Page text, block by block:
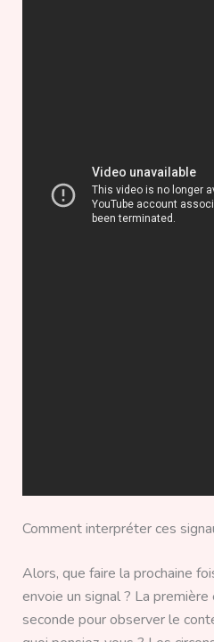
Comment interpréter ces
Alors, que faire la prochaine
envoie un signal ? La
seconde pour observer le